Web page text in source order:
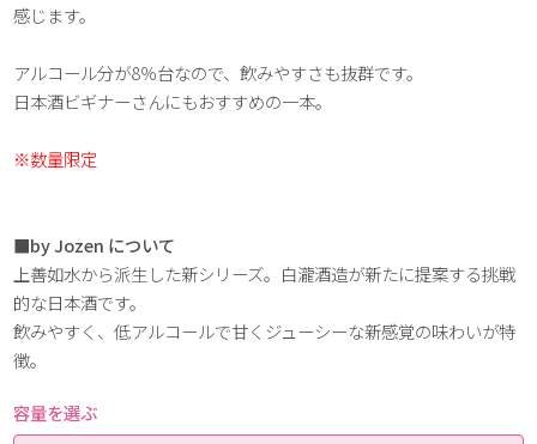
感じます。
アルコール分が8％台なので、飲みやすさも抜群です。
日本酒ビギナーさんにもおすすめの一本。
※数量限定
■by Jozen について
上善如水から派生した新シリーズ。白瀧酒造が新たに提案する挑戦
的な日本酒です。
飲みやすく、低アルコールで甘くジューシーな新感覚の味わいが特
徴。
容量を選ぶ